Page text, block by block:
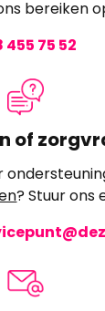
bereiken
455 75 52
of
? Stuur ons